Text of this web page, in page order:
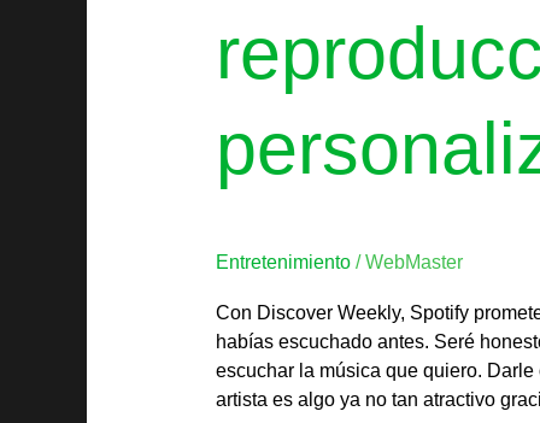
Entretenimiento/WebMaster
Con Discover Weekly, Spotify
habías escuchado antes. Seré
escuchar la música que quiero.
artista es algo ya no tan atractivo